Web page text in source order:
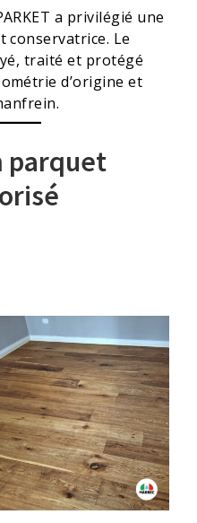
a privilégié une
conservatrice. Le
traité et protégé
d’origine et
parquet